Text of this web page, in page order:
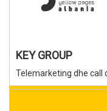
KEY GROUP
Telemarketing dhe call